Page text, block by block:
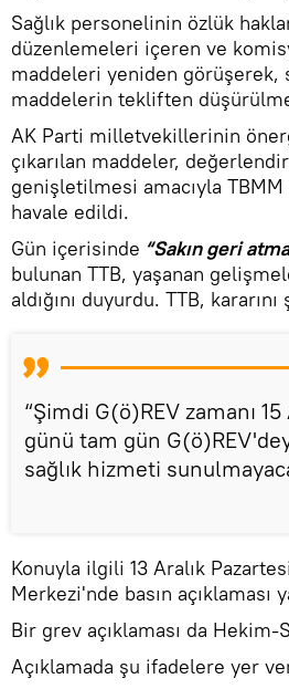
Sağlık personelinin özlük
düzenlemeleri içeren ve
maddeleri yeniden görüşerek,
maddelerin tekliften
AK Parti milletvekillerinin
çıkarılan maddeler,
genişletilmesi amacıyla TBMM
havale edildi.
Gün içerisinde “Sakın geri
bulunan TTB, yaşanan
aldığını duyurdu. TTB,
“Şimdi G(ö)REV zamanı
günü tam gün
sağlık hizmeti
Konuyla ilgili 13 Aralık
Merkezi'nde basın açıklaması
Bir grev açıklaması da
Açıklamada şu ifadelere yer